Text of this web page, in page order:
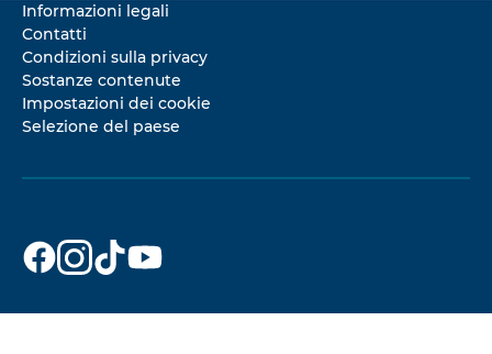
Informazioni legali
Contatti
Condizioni sulla privacy
Sostanze contenute
Impostazioni dei cookie
Selezione del paese
Dr. Beckmann
su
Dr. Beckmann
su
Dr. Beckmann
su